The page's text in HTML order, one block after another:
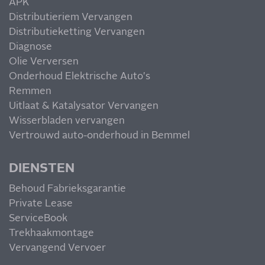
APK
Distributieriem Vervangen
Distributieketting Vervangen
Diagnose
Olie Verversen
Onderhoud Elektrische Auto's
Remmen
Uitlaat & Katalysator Vervangen
Wisserbladen vervangen
Vertrouwd auto-onderhoud in Bemmel
DIENSTEN
Behoud Fabrieksgarantie
Private Lease
ServiceBook
Trekhaakmontage
Vervangend Vervoer